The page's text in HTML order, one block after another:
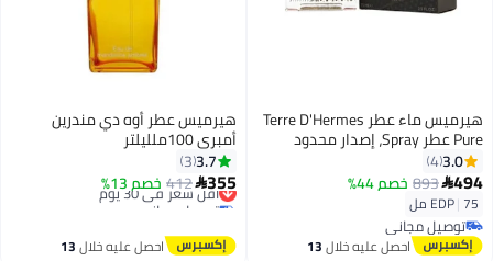
هيرميس ماء عطر Terre D'Hermes
Pure عطر Spray، إصدار محدود
75ملليلتر3.0
4
494
893 خصم 44%
EDP| 75 مل
توصيل مجاني
توصيل مجانياحصل عليه خلال13
هيرميس عطر أوه دي مندرين
أمبري 100ملليلتر
3.7
3
355
412 خصم 13%
أقل سعر في 30 يوم
توصيل مجاني
أقل سعر في 30 يوم
احصل عليه خلال13